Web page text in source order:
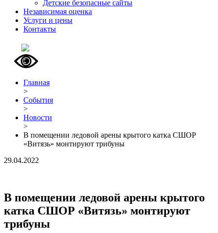
Детские безопасные сайты
Независимая оценка
Услуги и цены
Контакты
Главная
>
События
>
Новости
>
В помещении ледовой арены крытого катка СШОР
«Витязь» монтируют трибуны
29.04.2022
В помещении ледовой арены крытого
катка СШОР «Витязь» монтируют
трибуны